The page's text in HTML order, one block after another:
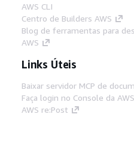
AWS CLI
Centro de Builders AWS
Blog de ferramentas para
AWS
Links Úteis
Baixar servidor MCP de
Faça login no Console da AWS
AWS re:Post